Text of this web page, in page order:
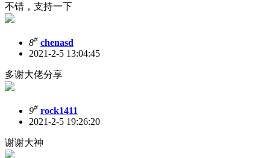
不错，支持一下
8# chenasd
2021-2-5 13:04:45
多谢大佬分享
9# rock1411
2021-2-5 19:26:20
谢谢大神